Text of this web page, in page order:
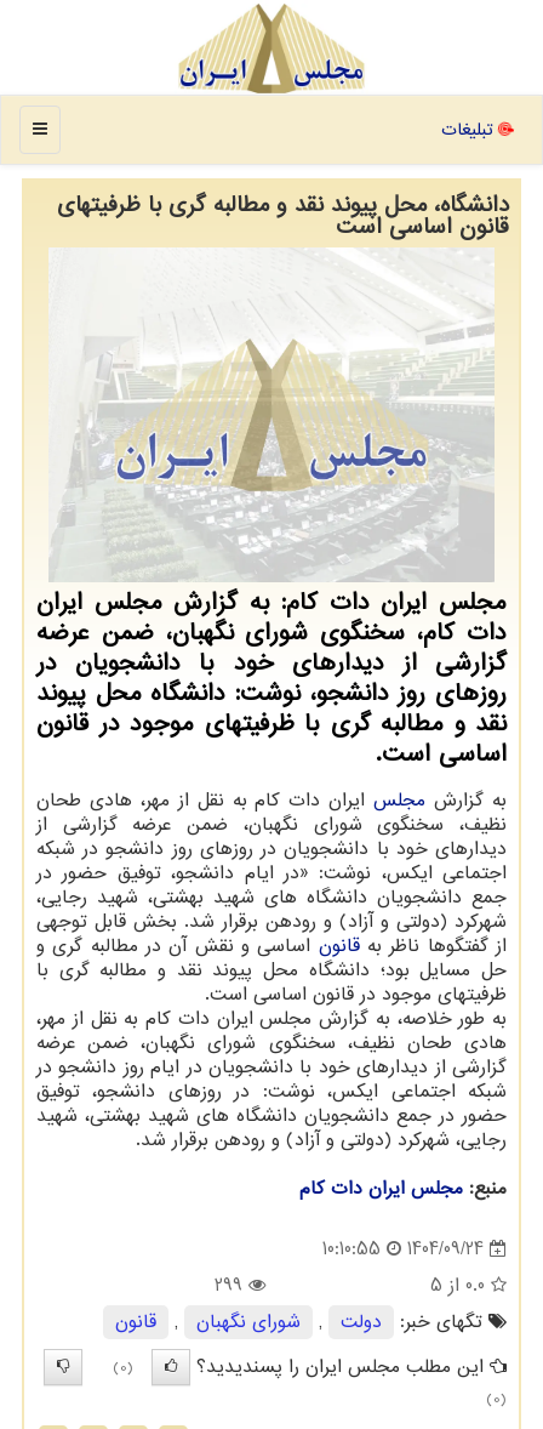
منو تبلیغات
دانشگاه، محل پیوند نقد و مطالبه گری با ظرفیتهای
قانون اساسی است
مجلس ایران دات کام: به گزارش مجلس ایران
دات کام، سخنگوی شورای نگهبان، ضمن عرضه
گزارشی از دیدارهای خود با دانشجویان در
روزهای روز دانشجو، نوشت: دانشگاه محل پیوند
نقد و مطالبه گری با ظرفیتهای موجود در قانون
اساسی است.
به گزارش مجلسایران دات کام به نقل از مهر، هادی طحان
نظیف، سخنگوی شورای نگهبان، ضمن عرضه گزارشی از
دیدارهای خود با دانشجویان در روزهای روز دانشجو در شبکه
اجتماعی ایکس، نوشت: «در ایام دانشجو، توفیق حضور در
جمع دانشجویان دانشگاه های شهید بهشتی، شهید رجایی،
شهرکرد (دولتی و آزاد) و رودهن برقرار شد. بخش قابل توجهی
از گفتگوها ناظر بهقانون اساسی و نقش آن در مطالبه گری و
حل مسایل بود؛ دانشگاه محل پیوند نقد و مطالبه گری با
ظرفیتهای موجود در قانون اساسی است.
به طور خلاصه، به گزارش مجلس ایران دات کام به نقل از مهر،
هادی طحان نظیف، سخنگوی شورای نگهبان، ضمن عرضه
گزارشی از دیدارهای خود با دانشجویان در ایام روز دانشجو در
شبکه اجتماعی ایکس، نوشت: در روزهای دانشجو، توفیق
حضور در جمع دانشجویان دانشگاه های شهید بهشتی، شهید
رجایی، شهرکرد (دولتی و آزاد) و رودهن برقرار شد.
منبع: مجلس ایران دات كام
1404/09/24
10:10:55
0.0 از 5
299
تگهای خبر:
دولت , شورای نگهبان ,
قانون
این مطلب مجلس ایران را پسندیدید؟
(0)
(0)